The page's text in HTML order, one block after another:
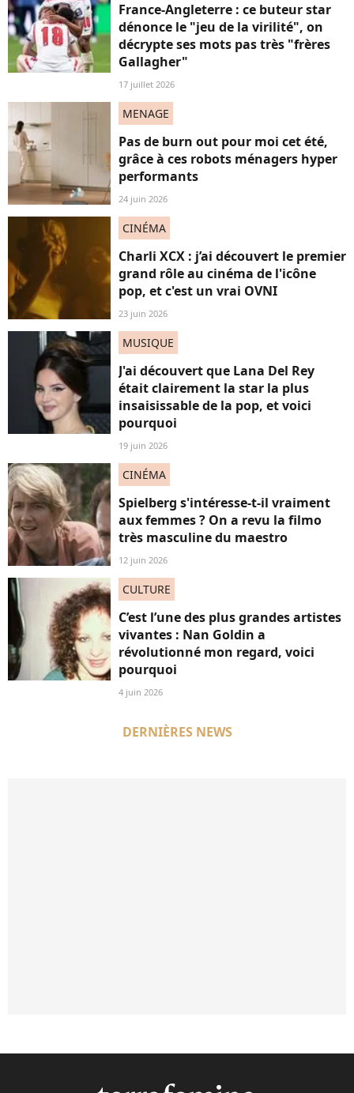
France-Angleterre : ce buteur star
dénonce le "jeu de la virilité", on
décrypte ses mots pas très "frères
Gallagher"
17 juillet 2026
MENAGE
Pas de burn out pour moi cet été,
grâce à ces robots ménagers hyper
performants
24 juin 2026
CINÉMA
Charli XCX : j’ai découvert le premier
grand rôle au cinéma de l'icône
pop, et c'est un vrai OVNI
23 juin 2026
MUSIQUE
J'ai découvert que Lana Del Rey
était clairement la star la plus
insaisissable de la pop, et voici
pourquoi
19 juin 2026
CINÉMA
Spielberg s'intéresse-t-il vraiment
aux femmes ? On a revu la filmo
très masculine du maestro
12 juin 2026
CULTURE
C’est l’une des plus grandes artistes
vivantes : Nan Goldin a
révolutionné mon regard, voici
pourquoi
4 juin 2026
DERNIÈRES NEWS